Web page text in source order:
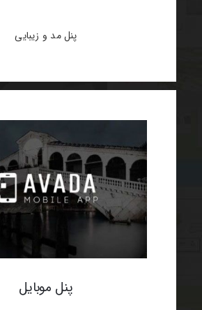
پنل مد و زیبایی
پنل موبایل